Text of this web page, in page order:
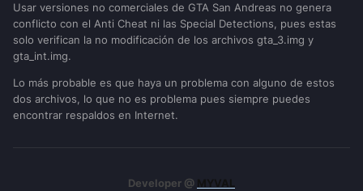
Usar versiones no comerciales de GTA San Andreas no genera
conflicto con el Anti Cheat ni las Special Detections, pues estas
solo verifican la no modificación de los archivos gta_3.img y
gta_int.img.
Lo más probable es que haya un problema con alguno de estos
dos archivos, lo que no es problema pues siempre puedes
encontrar respaldos en Internet.
Developer @ MYVAL